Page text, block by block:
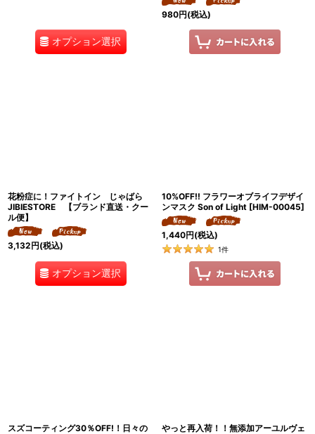
オプション選択
980円(税込)
花粉症に！ファイトイン じゃばら
JIBIESTORE 【ブランド直送・クー
ル便】
3,132円(税込)
オプション選択
10%OFF!! フラワーオブライフデザイ
ンマスク Son of Light [HIM-00045]
1,440円(税込)
1件
スズコーティング30％OFF!！日々の
やっと再入荷！！無添加アーユルヴェ